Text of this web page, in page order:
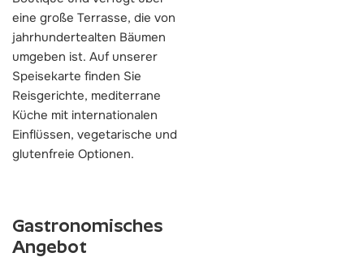
eine große Terrasse, die von
jahrhundertealten Bäumen
umgeben ist. Auf unserer
Speisekarte finden Sie
Reisgerichte, mediterrane
Küche mit internationalen
Einflüssen, vegetarische und
glutenfreie Optionen.
Gastronomisches
Angebot